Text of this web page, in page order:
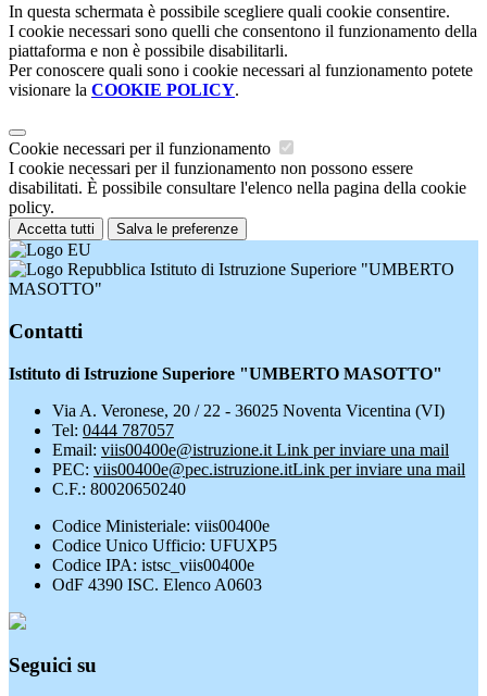
In questa schermata è possibile scegliere quali cookie consentire.
I cookie necessari sono quelli che consentono il funzionamento della
piattaforma e non è possibile disabilitarli.
Per conoscere quali sono i cookie necessari al funzionamento potete
visionare la COOKIE POLICY.
Cookie necessari per il funzionamento
I cookie necessari per il funzionamento non possono essere
disabilitati. È possibile consultare l'elenco nella pagina della cookie
policy.
Accetta tutti Salva le preferenze
Istituto di Istruzione Superiore "UMBERTO
MASOTTO"
Contatti
Istituto di Istruzione Superiore "UMBERTO MASOTTO"
Via A. Veronese, 20 / 22 - 36025 Noventa Vicentina (VI)
Tel: 0444 787057
Email: viis00400e@istruzione.it Link per inviare una mail
PEC: viis00400e@pec.istruzione.itLink per inviare una mail
C.F.: 80020650240
Codice Ministeriale: viis00400e
Codice Unico Ufficio: UFUXP5
Codice IPA: istsc_viis00400e
OdF 4390 ISC. Elenco A0603
Seguici su